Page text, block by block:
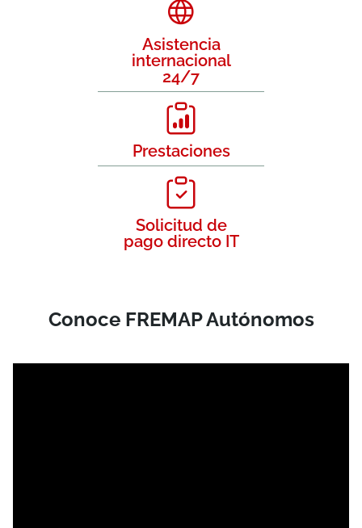
Asistencia
internacional
24/7
Prestaciones
Solicitud de
pago directo IT
Conoce FREMAP Autónomos